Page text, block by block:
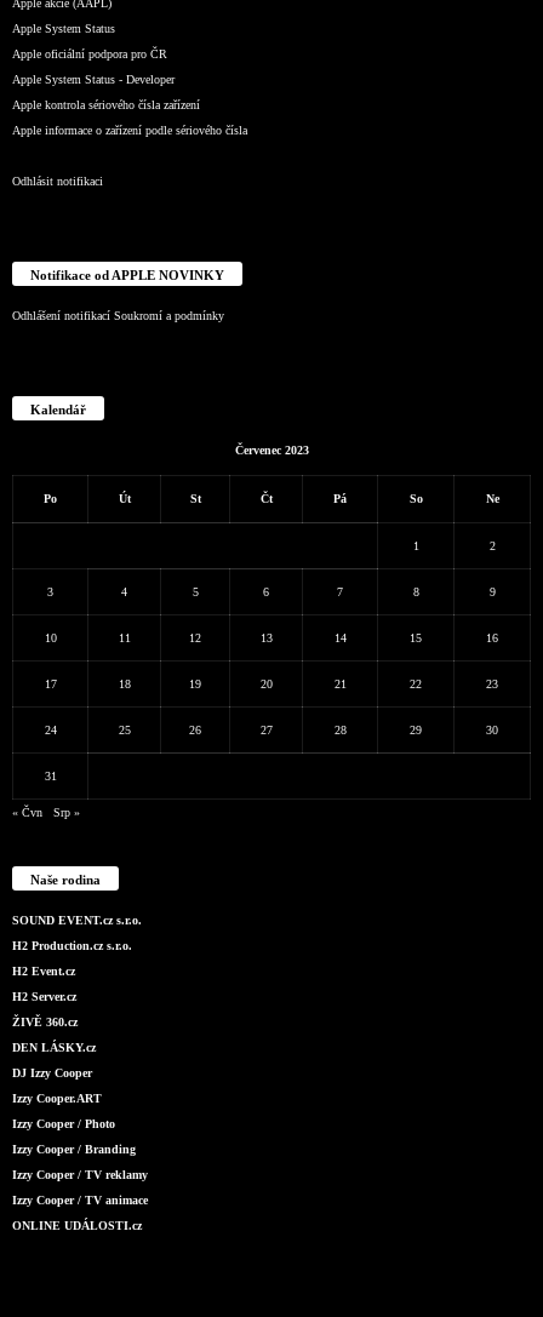
Apple akcie (AAPL)
Apple System Status
Apple oficiální podpora pro ČR
Apple System Status - Developer
Apple kontrola sériového čísla zařízení
Apple informace o zařízení podle sériového čísla
Odhlásit notifikaci
Notifikace od APPLE NOVINKY
Odhlášení notifikací Soukromí a podmínky
Kalendář
Červenec 2023
Po Út St Čt Pá So Ne
1 2
3 4 5 6 7 8 9
10 11 12 13 14 15 16
17 18 19 20 21 22 23
24 25 26 27 28 29 30
31
« Čvn Srp »
Naše rodina
SOUND EVENT.cz s.r.o.
H2 Production.cz s.r.o.
H2 Event.cz
H2 Server.cz
ŽIVĚ 360.cz
DEN LÁSKY.cz
DJ Izzy Cooper
Izzy Cooper.ART
Izzy Cooper / Photo
Izzy Cooper / Branding
Izzy Cooper / TV reklamy
Izzy Cooper / TV animace
ONLINE UDÁLOSTI.cz